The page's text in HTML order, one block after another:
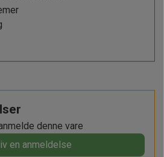
denne vare
en anmeldelse